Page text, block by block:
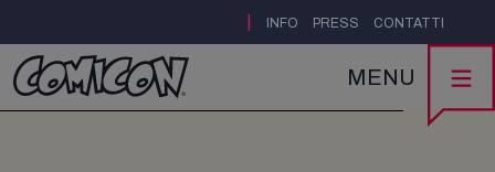
INFO PRESS CONTATTI
MENU